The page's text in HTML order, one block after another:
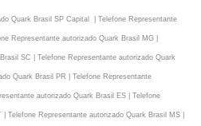
Quark Brasil SP Capital | Telefone Representante
Representante autorizado Quark Brasil MG |
SC | Telefone Representante autorizado Quark
Quark Brasil PR | Telefone Representante
autorizado Quark Brasil ES | Telefone
Telefone Representante autorizado Quark Brasil MS |